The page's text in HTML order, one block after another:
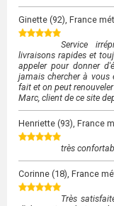
Ginette (92), France
Service
livraisons rapides et
appeler pour donner
jamais chercher à vous
fait et on peut
Marc, client de ce site
Henriette (93), France
très
Corinne (18), France
Très